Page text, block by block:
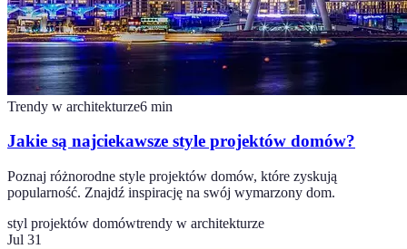
Trendy w architekturze6 min
Jakie są najciekawsze style projektów domów?
Poznaj różnorodne style projektów domów, które zyskują
popularność. Znajdź inspirację na swój wymarzony dom.
styl projektów domówtrendy w architekturze
Jul 31